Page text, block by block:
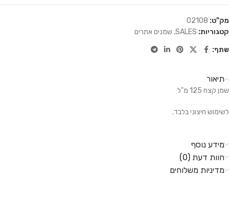
מק"ט: 02108
קטגוריות: SALES
, שמנים אתרים
שתף:
תיאור
שמן קצח 125 מ"ל
לשימוש חיצוני בלבד.
מידע נוסף
חוות דעת (0)
מדיניות משלוחים